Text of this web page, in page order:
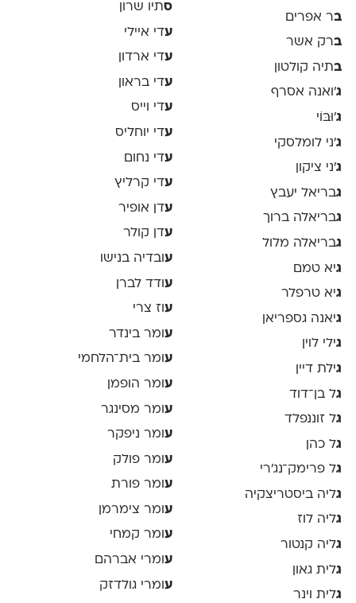
בר אפרים
ברק אשר
בתיה קולטון
ג'ואנה אסרף
ג'וּבּוֹי
ג׳ני לומלסקי
ג׳ני ציקון
גבריאל יעבץ
גבריאלה ברוך
גבריאלה מלול
גיא טמם
גיא טרפלר
גיאנה גספריאן
גילי לוין
גילת דיין
גל בן־דוד
גל זוננפלד
גל כהן
גל פרימק־נג׳רי
גליה ביסטריצקיה
גליה לוז
גליה קנטור
גלית גאון
גלית וינר
סתיו שרון
עדי איילי
עדי ארדון
עדי בראון
עדי וייס
עדי יוחליס
עדי נחום
עדי קרליץ
עדן אופיר
עדן קולר
ע ובדיה בנישו
עודד לברן
ע וז צרי
ע ומר בינדר
עומר בית־הלחמי
ע ומר הופמן
עומר מסינגר
ע ומר ניפקר
ע ומר פולק
עומר פורת
ע ומר צימרמן
עומר קמחי
ע ומרי אברהם
ע ומרי גולדזק